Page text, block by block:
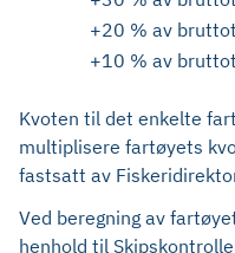
+20 % av
+10 % av
Kvoten til det enkelte
multiplisere fartøyets
fastsatt av
Ved beregning av
henhold til